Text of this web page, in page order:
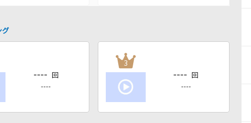
グ
---- 回
----
3
---- 回
----